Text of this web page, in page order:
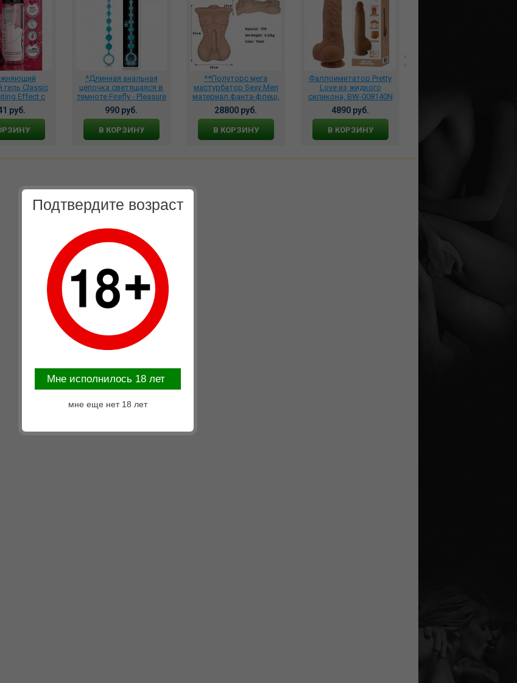
гель Classic
Effect с
MGB027
руб.
*Длинная анальная
цепочка светящаяся в
темноте Firefly - Pleasure
Beads - Blue NSN-0489-17
990 руб.
В КОРЗИНУ
**Полуторс мега
мастурбатор Sexy Men
материал фанта-флеш,
NLRT007
28800 руб.
В КОРЗИНУ
Фаллоимитатор Pretty
Love из жидкого
силикона, BW-008140N
4890 руб.
В КОРЗИНУ
Подтвердите возраст
Mне исполнилось 18 лет
мне еще нет 18 лет